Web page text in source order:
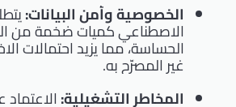
الخصوصية وأمن البيانات:
الاصطناعي كميات ضخمة من
الحساسة، مما يزيد احتمالات
غير المصرّح به.
المخاطر التشغيلية: